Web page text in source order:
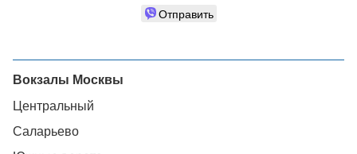
Отправить
Вокзалы Москвы
Центральный
Саларьево